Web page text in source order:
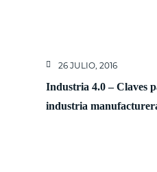
26 JULIO, 2016
Industria 4.0 – Claves
industria